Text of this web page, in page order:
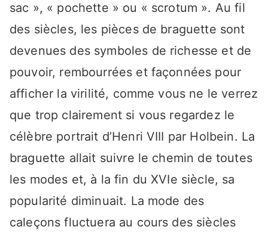
sac », « pochette » ou « scrotum ». Au fil
des siècles, les pièces de braguette sont
devenues des symboles de richesse et de
pouvoir, rembourrées et façonnées pour
afficher la virilité, comme vous ne le verrez
que trop clairement si vous regardez le
célèbre portrait d’Henri VIII par Holbein. La
braguette allait suivre le chemin de toutes
les modes et, à la fin du XVIe siècle, sa
popularité diminuait. La mode des
caleçons fluctuera au cours des siècles